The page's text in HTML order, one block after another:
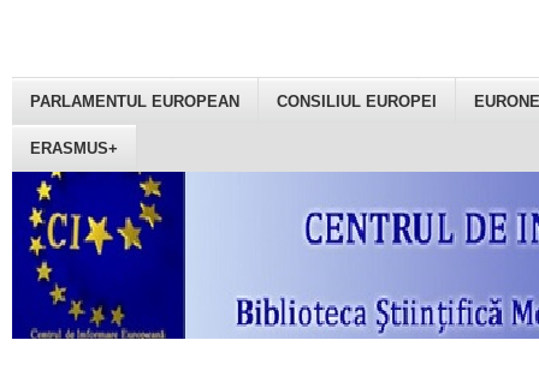
PARLAMENTUL EUROPEAN CONSILIUL EUROPEI
ERASMUS+